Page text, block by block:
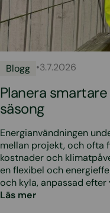
Blogg •3.7.2026
Planera
säsong
Energianvändningen
mellan projekt, och ofta
kostnader och
en flexibel och
och kyla, anpassad
Läs mer